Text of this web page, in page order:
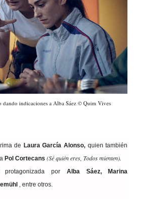
dando indicaciones a Alba Sáez © Quim Vives
de Laura García Alonso, quien también
Pol Cortecans (Sé quién eres, Todos mienten).
por Alba Sáez, Marina
, entre otros.